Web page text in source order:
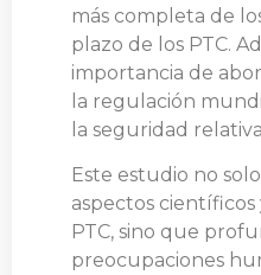
más completa de
plazo de los PTC.
importancia de
la regulación
la seguridad
Este estudio no
aspectos
PTC, sino que
preocupaciones